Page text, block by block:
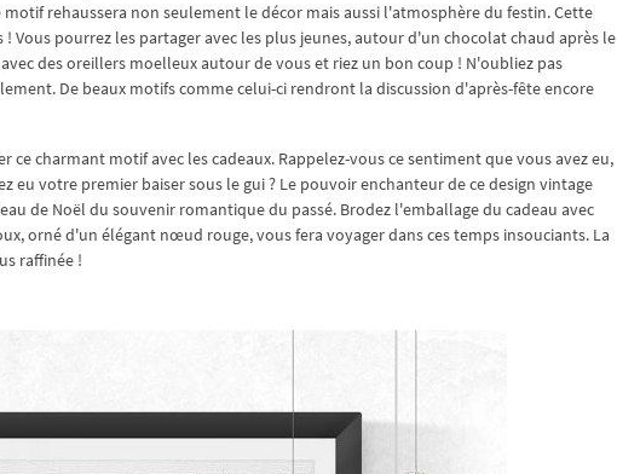
rehaussera non seulement le décor mais aussi l'atmosphère du festin. Cette
Vous pourrez les partager avec les plus jeunes, autour d'un chocolat chaud après le
des oreillers moelleux autour de vous et riez un bon coup ! N'oubliez pas
De beaux motifs comme celui-ci rendront la discussion d'après-fête encore
charmant motif avec les cadeaux. Rappelez-vous ce sentiment que vous avez eu,
eu votre premier baiser sous le gui ? Le pouvoir enchanteur de ce design vintage
de Noël du souvenir romantique du passé. Brodez l'emballage du cadeau avec
orné d'un élégant nœud rouge, vous fera voyager dans ces temps insouciants. La
raffinée !